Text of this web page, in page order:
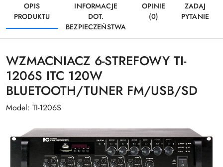
OPIS
PRODUKTU
INFORMACJE
DOT.
BEZPIECZEŃSTWA
OPINIE
(0)
ZADAJ
PYTANIE
WZMACNIACZ 6-STREFOWY TI-
1206S ITC 120W
BLUETOOTH/TUNER FM/USB/SD
Model: TI-1206S